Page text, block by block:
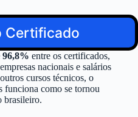
Certificado
96,8% entre os certificados,
nacionais e salários
cursos técnicos, o
funciona como se tornou
brasileiro.